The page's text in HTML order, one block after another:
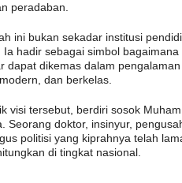
peradaban.
ini bukan sekadar institusi
Ia hadir sebagai simbol bagaimana
dapat dikemas dalam
dan berkelas.
visi tersebut, berdiri sosok
Seorang doktor, insinyur,
politisi yang kiprahnya telah
di tingkat nasional.